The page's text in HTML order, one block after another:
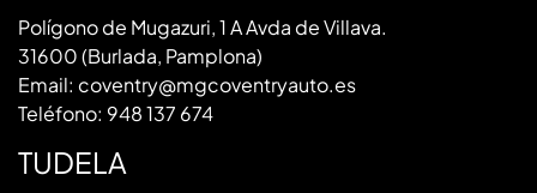
Polígono de Mugazuri, 1 A Avda de Villava.
31600 (Burlada, Pamplona)
Email: coventry@mgcoventryauto.es
Teléfono: 948 137 674
TUDELA